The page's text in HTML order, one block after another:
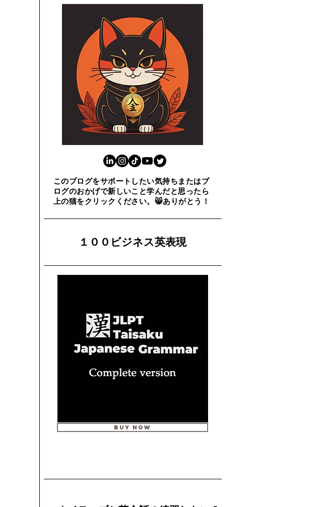
このブログをサポートしたい気持ちまたはブ
ログのおかげで新しいこと学んだと思ったら
上の猫をクリックください。😸ありがとう！
​１００ビジネス英表現
Buy Now